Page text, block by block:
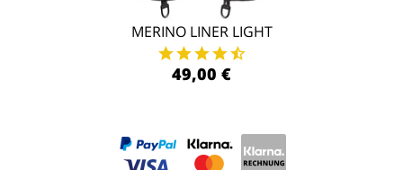
MERINO LINER LIGHT
49,00 €